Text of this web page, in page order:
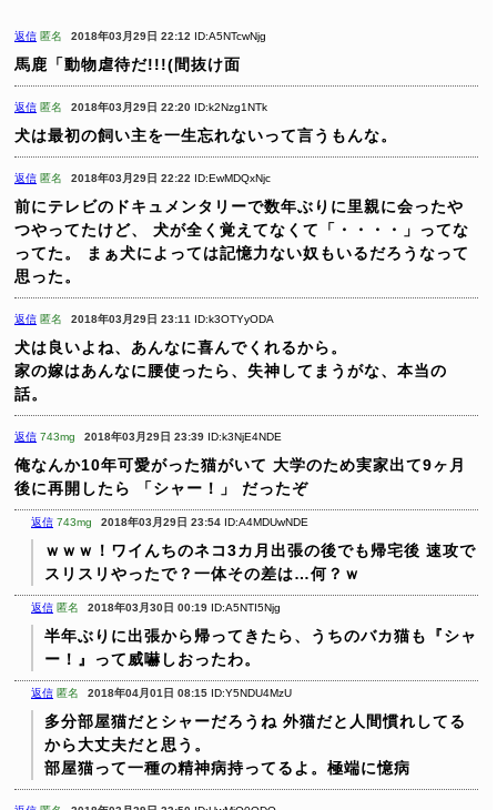
返信 匿名 2018年03月29日 22:12 ID:A5NTcwNjg
馬鹿「動物虐待だ!!!(間抜け面
返信 匿名 2018年03月29日 22:20 ID:k2Nzg1NTk
犬は最初の飼い主を一生忘れないって言うもんな。
返信 匿名 2018年03月29日 22:22 ID:EwMDQxNjc
前にテレビのドキュメンタリーで数年ぶりに里親に会ったや
つやってたけど、
犬が全く覚えてなくて「・・・・」ってな
ってた。
まぁ犬によっては記憶力ない奴もいるだろうなって
思った。
返信 匿名 2018年03月29日 23:11 ID:k3OTYyODA
犬は良いよね、あんなに喜んでくれるから。
家の嫁はあんなに腰使ったら、失神してまうがな、本当の
話。
返信 743mg 2018年03月29日 23:39 ID:k3NjE4NDE
俺なんか10年可愛がった猫がいて 大学のため実家出て9ヶ月
後に再開したら
「シャー！」 だったぞ
返信 743mg 2018年03月29日 23:54 ID:A4MDUwNDE
ｗｗｗ！ワイんちのネコ3カ月出張の後でも帰宅後 速攻で
スリスリやったで？一体その差は…何？ｗ
返信 匿名 2018年03月30日 00:19 ID:A5NTI5Njg
半年ぶりに出張から帰ってきたら、うちのバカ猫も『シャ
ー！』って威嚇しおったわ。
返信 匿名 2018年04月01日 08:15 ID:Y5NDU4MzU
多分部屋猫だとシャーだろうね 外猫だと人間慣れしてる
から大丈夫だと思う。
部屋猫って一種の精神病持ってるよ。極端に憶病